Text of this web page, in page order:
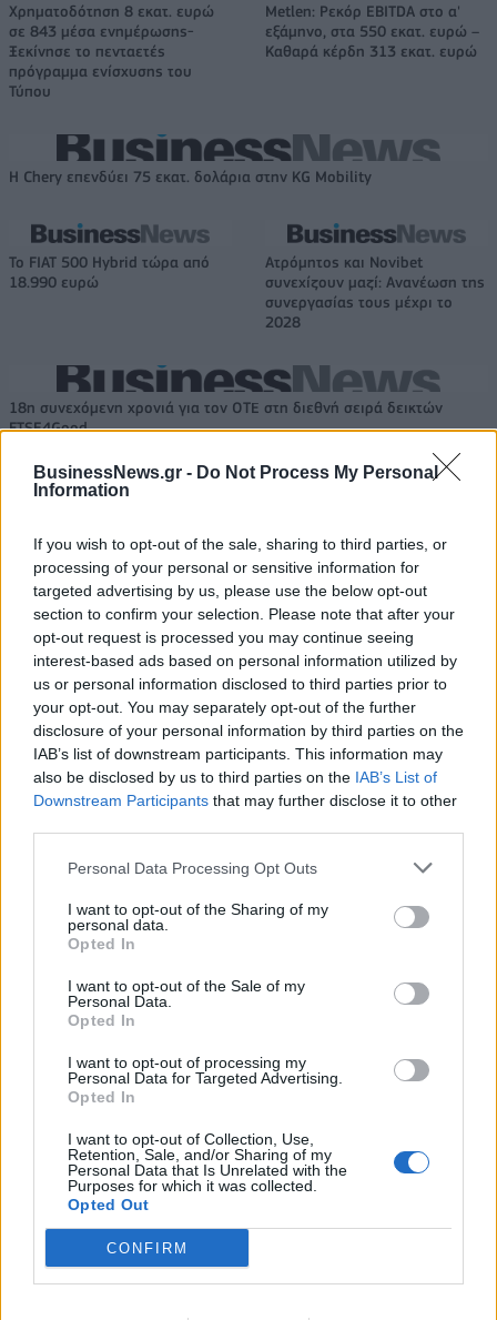
BusinessNews.gr - Do Not Process My Personal
Information
If you wish to opt-out of the sale, sharing to third parties, or
processing of your personal or sensitive information for
targeted advertising by us, please use the below opt-out
section to confirm your selection. Please note that after your
opt-out request is processed you may continue seeing
interest-based ads based on personal information utilized by
us or personal information disclosed to third parties prior to
your opt-out. You may separately opt-out of the further
disclosure of your personal information by third parties on the
IAB’s list of downstream participants. This information may
also be disclosed by us to third parties on the IAB’s List of
Downstream Participants that may further disclose it to other
Personal Data Processing Opt Outs
I want to opt-out of the Sharing of my
personal data.
Opted In
I want to opt-out of the Sale of my
Personal Data.
Opted In
I want to opt-out of processing my
Personal Data for Targeted Advertising.
Opted In
I want to opt-out of Collection, Use,
Retention, Sale, and/or Sharing of my
Personal Data that Is Unrelated with the
Purposes for which it was collected.
Opted Out
CONFIRM
Χρηματοδότηση 8 εκατ. ευρώ
σε 843 μέσα ενημέρωσης-
Ξεκίνησε το πενταετές
πρόγραμμα ενίσχυσης του
Τύπου
Metlen: Ρεκόρ EBITDA στο α'
εξάμηνο, στα 550 εκατ. ευρώ –
Καθαρά κέρδη 313 εκατ. ευρώ
Η Chery επενδύει 75 εκατ. δολάρια στην KG Mobility
Το FIAT 500 Hybrid τώρα από
18.990 ευρώ
Ατρόμητος και Novibet
συνεχίζουν μαζί: Ανανέωση της
συνεργασίας τους μέχρι το
2028
18η συνεχόμενη χρονιά για τον ΟΤΕ στη διεθνή σειρά δεικτών
FTSE4Good
ΠΕΡΙΣΣΌΤΕΡΑ ΣΕ ΑΥΤΉ ΤΗΝ ΚΑΤΗΓΟΡΊΑ
ΑΑΔΕ: Ευκολότερη η
Μητρώου για την
επιστολική ψήφο στις
Ευρωεκλογές
13/03/2024 - 20:04
Τα έργα του ΤΑΙΠΕΔ σε
λιμάνι της
Αλεξανδρούπολης και το
14/03/2024 - 07:11